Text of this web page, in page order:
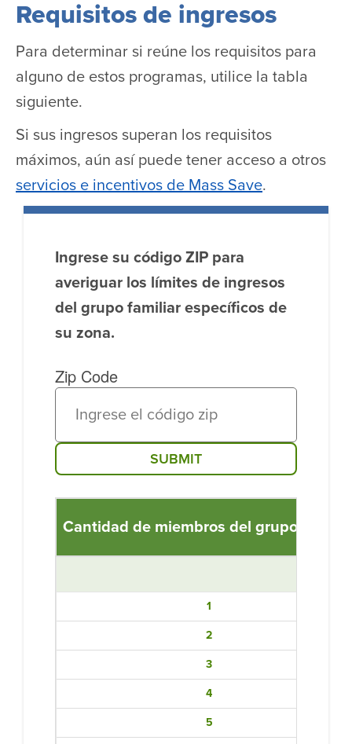
Requisitos de ingresos
Para determinar si reúne los requisitos para
alguno de estos programas, utilice la tabla
siguiente.
Si sus ingresos superan los requisitos
máximos, aún así puede tener acceso a otros
servicios e incentivos de Mass Save.
Ingrese su código ZIP para
averiguar los límites de ingresos
del grupo familiar específicos de
su zona.
Zip Code
SUBMIT
Cantidad de miembros del grupo
1
2
3
4
5